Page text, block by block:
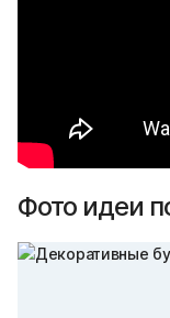
Фото идеи